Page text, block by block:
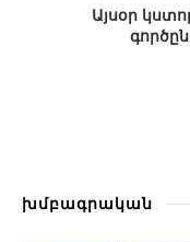
Այսօր
խմբագրական